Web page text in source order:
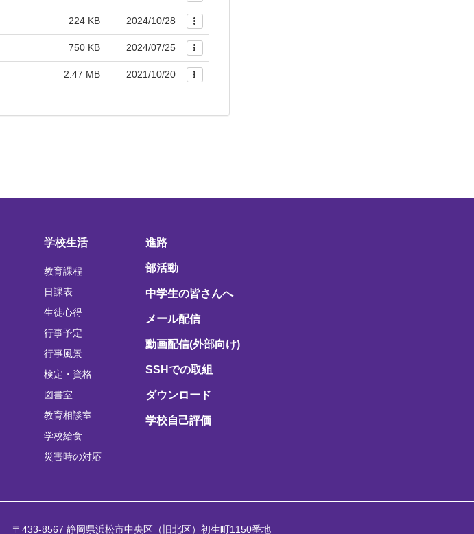
224 KB 2024/10/28
750 KB 2024/07/25
2.47 MB 2021/10/20
学校生活
教育課程
日課表
生徒心得
行事予定
行事風景
検定・資格
図書室
教育相談室
学校給食
災害時の対応
進路
部活動
中学生の皆さんへ
メール配信
動画配信(外部向け)
SSHでの取組
ダウンロード
学校自己評価
〒433-8567 静岡県浜松市中央区（旧北区）初生町1150番地